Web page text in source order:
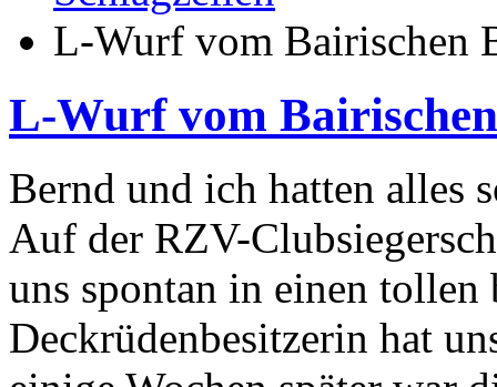
L-Wurf vom Bairischen
L-Wurf vom
Bernd und ich hatten alles
Auf der RZV-
uns spontan in einen
Deckrüdenbesitzerin hat